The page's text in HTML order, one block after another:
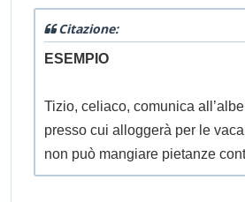
Citazione:
ESEMPIO
Tizio, celiaco, comunica
presso cui alloggerà per le
non può mangiare pietanze